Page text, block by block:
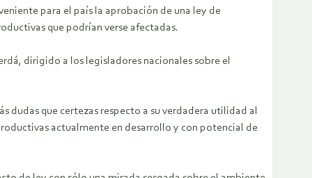
para el país la aprobación de una ley de
que podrían verse afectadas.
dirigido a los legisladores nacionales sobre el
dudas que certezas respecto a su verdadera utilidad al
actualmente en desarrollo y con potencial de